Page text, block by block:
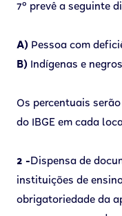
7º prevê a seguinte
A) Pessoa com
B) Indígenas e
Os percentuais
do IBGE em cada
2 -Dispensa de
instituições de
obrigatoriedade da